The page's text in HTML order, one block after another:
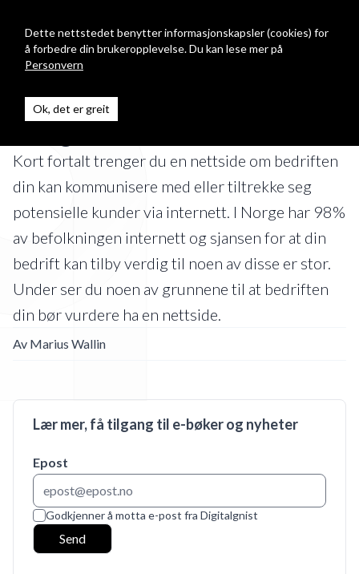
Digitalgnist
5 grunner til at bedriften din
Kort fortalt trenger du en nettside om bedriften
din kan kommunisere med eller tiltrekke seg
potensielle kunder via internett. I Norge har 98%
av befolkningen internett og sjansen for at din
bedrift kan tilby verdig til noen av disse er stor.
Under ser du noen av grunnene til at bedriften
din bør vurdere ha en nettside.
Av Marius Wallin
Lær mer, få tilgang til e-bøker og nyheter
Epost
Godkjenner å motta e-post fra Digitalgnist
Send
Dette nettstedet benytter informasjonskapsler (cookies) for
å forbedre din brukeropplevelse. Du kan lese mer på
Personvern
Ok, det er greit